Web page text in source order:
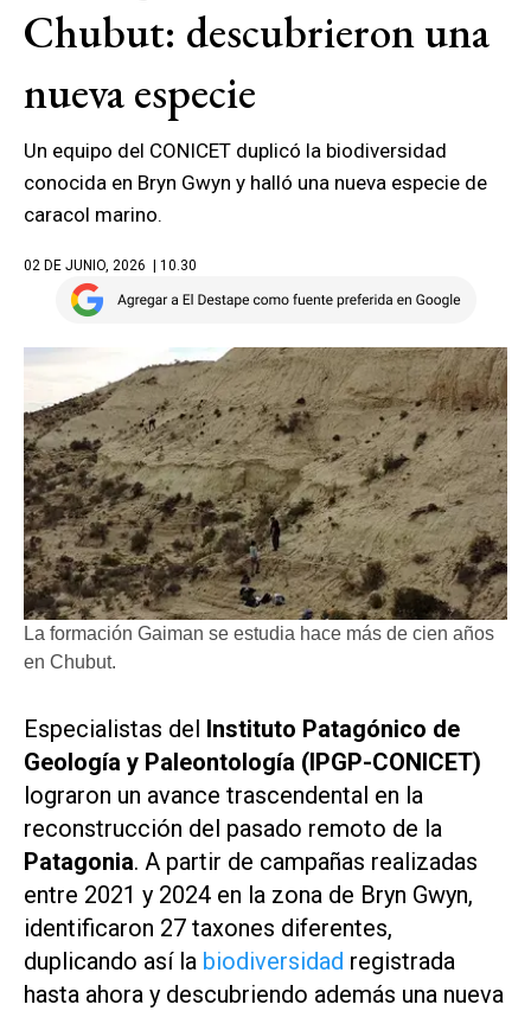
Chubut: descubrieron una
nueva especie
Un equipo del CONICET duplicó la biodiversidad
conocida en Bryn Gwyn y halló una nueva especie de
caracol marino.
02 DE JUNIO, 2026 | 10.30
La formación Gaiman se estudia hace más de cien años
en Chubut.
Especialistas del Instituto Patagónico de
Geología y Paleontología (IPGP-CONICET)
lograron un avance trascendental en la
reconstrucción del pasado remoto de la
Patagonia. A partir de campañas realizadas
entre 2021 y 2024 en la zona de Bryn Gwyn,
identificaron 27 taxones diferentes,
duplicando así la biodiversidad registrada
hasta ahora y descubriendo además una nueva